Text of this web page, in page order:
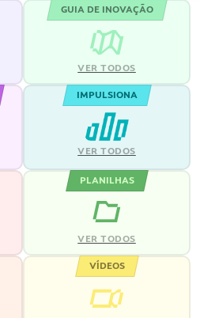
GUIA DE INOVAÇÃO
VER TODOS
IMPULSIONA
VER TODOS
PLANILHAS
VER TODOS
VÍDEOS